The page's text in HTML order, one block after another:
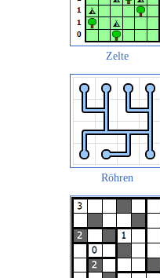
Zelte
Röhren